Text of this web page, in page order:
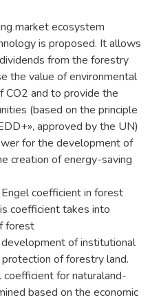
market ecosystem
is proposed. It allows
from the forestry
the value of environmental
CO2 and to provide the
(based on the principle
approved by the UN)
for the development of
creation of energy-saving
coefficient in forest
coefficient takes into
forest
of institutional
of forestry land.
for naturaland-
based on the economic